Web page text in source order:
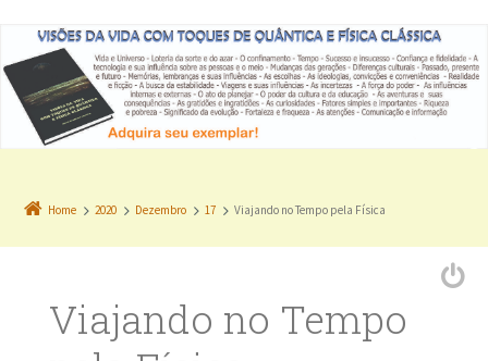
Home 2020 Dezembro 17 Viajando no Tempo pela Física
Viajando no Tempo